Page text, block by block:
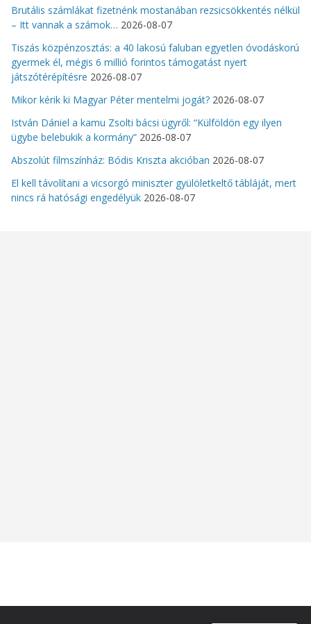
Brutális számlákat fizetnénk mostanában rezsicsökkentés nélkül
– Itt vannak a számok… 2026-08-07
Tiszás közpénzosztás: a 40 lakosú faluban egyetlen óvodáskorú
gyermek él, mégis 6 millió forintos támogatást nyert
játszótérépítésre 2026-08-07
Mikor kérik ki Magyar Péter mentelmi jogát? 2026-08-07
István Dániel a kamu Zsolti bácsi ügyről: “Külföldön egy ilyen
ügybe belebukik a kormány” 2026-08-07
Abszolút filmszínház: Bódis Kriszta akcióban 2026-08-07
El kell távolítani a vicsorgó miniszter gyülöletkeltő tábláját, mert
nincs rá hatósági engedélyük 2026-08-07